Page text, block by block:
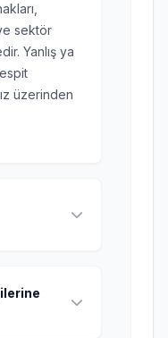
sektör
Yanlış ya
üzerinden